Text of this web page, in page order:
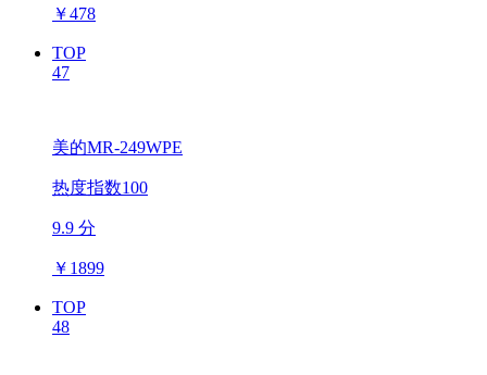
￥478
TOP
47
美的MR-249WPE
热度指数100
9.9 分
￥ 1899
TOP
48